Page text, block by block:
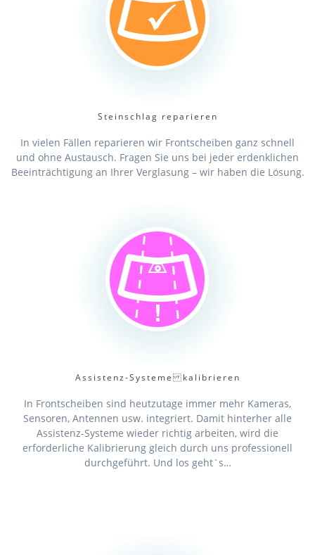
Steinschlag reparieren
In vielen Fällen reparieren wir Frontscheiben ganz schnell
und ohne Austausch. Fragen Sie uns bei jeder erdenklichen
Beeinträchtigung an Ihrer Verglasung – wir haben die Lösung.
Assistenz-Systeme kalibrieren
In Frontscheiben sind heutzutage immer mehr Kameras,
Sensoren, Antennen usw. integriert. Damit hinterher alle
Assistenz-Systeme wieder richtig arbeiten, wird die
erforderliche Kalibrierung gleich durch uns professionell
durchgeführt. Und los geht`s…